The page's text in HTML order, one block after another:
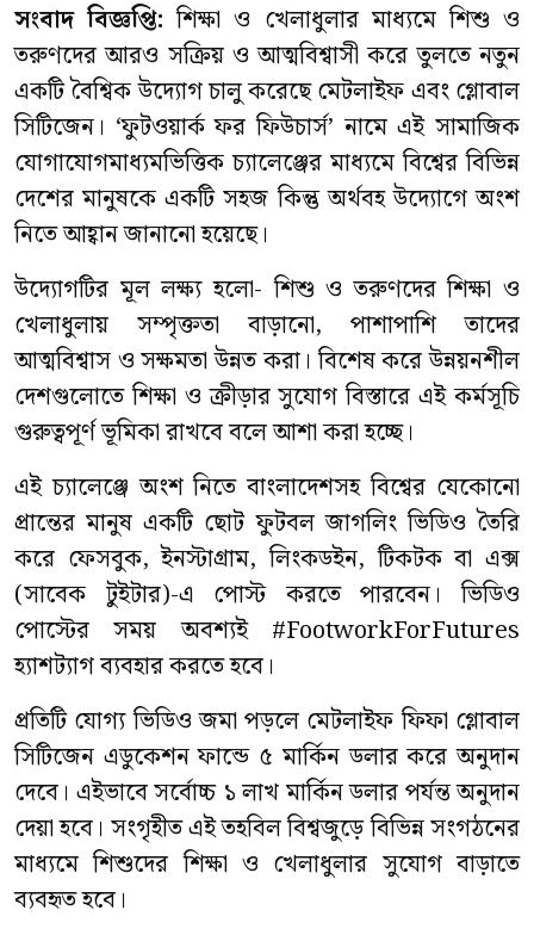
সংবাদ বিজ্ঞপ্তি: শিক্ষা ও খেলাধুলার মাধ্যমে শিশু ও
তরুণদের আরও সক্রিয় ও আত্মবিশ্বাসী করে তুলতে নতুন
একটি বৈশ্বিক উদ্যোগ চালু করেছে মেটলাইফ এবং গ্লোবাল
সিটিজেন। ‘ফুটওয়ার্ক ফর ফিউচার্স’ নামে এই সামাজিক
যোগাযোগমাধ্যমভিত্তিক চ্যালেঞ্জের মাধ্যমে বিশ্বের বিভিন্ন
দেশের মানুষকে একটি সহজ কিন্তু অর্থবহ উদ্যোগে অংশ
নিতে আহ্বান জানানো হয়েছে।
উদ্যোগটির মূল লক্ষ্য হলো- শিশু ও তরুণদের শিক্ষা ও
খেলাধুলায় সম্পৃক্ততা বাড়ানো, পাশাপাশি তাদের
আত্মবিশ্বাস ও সক্ষমতা উন্নত করা। বিশেষ করে উন্নয়নশীল
দেশগুলোতে শিক্ষা ও ক্রীড়ার সুযোগ বিস্তারে এই কর্মসূচি
গুরুত্বপূর্ণ ভূমিকা রাখবে বলে আশা করা হচ্ছে।
এই চ্যালেঞ্জে অংশ নিতে বাংলাদেশসহ বিশ্বের যেকোনো
প্রান্তের মানুষ একটি ছোট ফুটবল জাগলিং ভিডিও তৈরি
করে ফেসবুক, ইনস্টাগ্রাম, লিংকডইন, টিকটক বা এক্স
(সাবেক টুইটার)-এ পোস্ট করতে পারবেন। ভিডিও
পোস্টের সময় অবশ্যই #FootworkForFutures
হ্যাশট্যাগ ব্যবহার করতে হবে।
প্রতিটি যোগ্য ভিডিও জমা পড়লে মেটলাইফ ফিফা গ্লোবাল
সিটিজেন এডুকেশন ফান্ডে ৫ মার্কিন ডলার করে অনুদান
দেবে। এইভাবে সর্বোচ্চ ১ লাখ মার্কিন ডলার পর্যন্ত অনুদান
দেয়া হবে। সংগৃহীত এই তহবিল বিশ্বজুড়ে বিভিন্ন সংগঠনের
মাধ্যমে শিশুদের শিক্ষা ও খেলাধুলার সুযোগ বাড়াতে
ব্যবহৃত হবে।